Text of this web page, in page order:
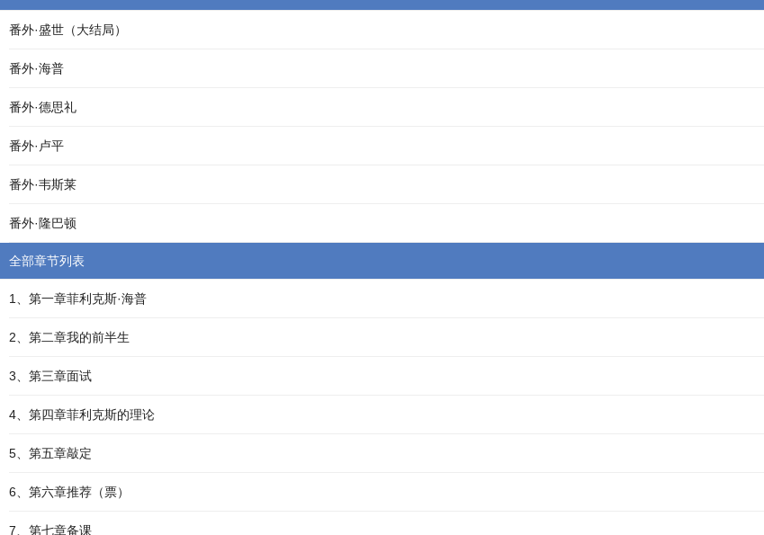
番外·盛世（大结局）
番外·海普
番外·德思礼
番外·卢平
番外·韦斯莱
番外·隆巴顿
全部章节列表
1、第一章菲利克斯·海普
2、第二章我的前半生
3、第三章面试
4、第四章菲利克斯的理论
5、第五章敲定
6、第六章推荐（票）
7、第七章备课